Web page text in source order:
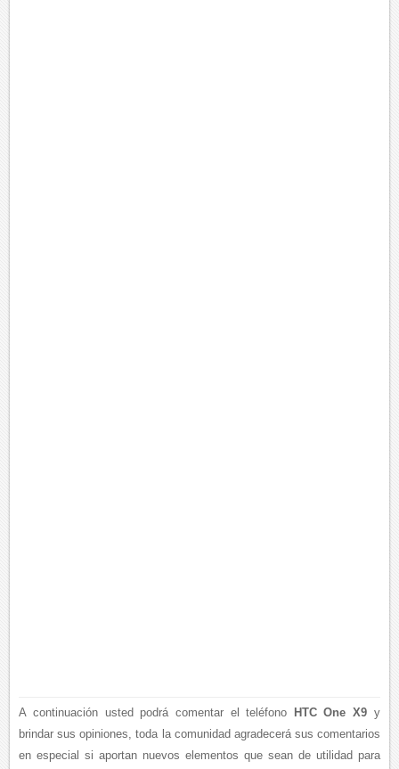
A continuación usted podrá comentar el teléfono HTC One X9 y
brindar sus opiniones, toda la comunidad agradecerá sus comentarios
en especial si aportan nuevos elementos que sean de utilidad para